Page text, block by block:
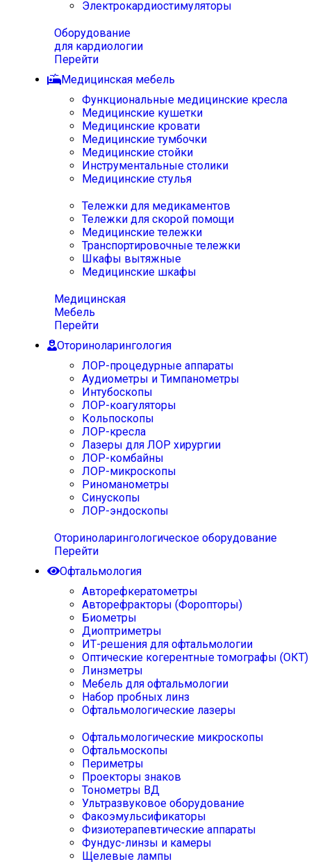
Электрокардиостимуляторы
Оборудование
для кардиологии
Перейти
Медицинская мебель
Функциональные медицинские кресла
Медицинские кушетки
Медицинские кровати
Медицинские тумбочки
Медицинские стойки
Инструментальные столики
Медицинские стулья
Тележки для медикаментов
Тележки для скорой помощи
Медицинские тележки
Транспортировочные тележки
Шкафы вытяжные
Медицинские шкафы
Медицинская
Мебель
Перейти
Оториноларингология
ЛОР-процедурные аппараты
Аудиометры и Тимпанометры
Интубоскопы
ЛОР-коагуляторы
Кольпоскопы
ЛОР-кресла
Лазеры для ЛОР хирургии
ЛОР-комбайны
ЛОР-микроскопы
Риноманометры
Синускопы
ЛОР-эндоскопы
Оториноларингологическое оборудование
Перейти
Офтальмология
Авторефкератометры
Авторефракторы (Форопторы)
Биометры
Диоптриметры
ИТ-решения для офтальмологии
Оптические когерентные томографы (ОКТ)
Линзметры
Мебель для офтальмологии
Набор пробных линз
Офтальмологические лазеры
Офтальмологические микроскопы
Офтальмоскопы
Периметры
Проекторы знаков
Тонометры ВД
Ультразвуковое оборудование
Факоэмульсификаторы
Физиотерапевтические аппараты
Фундус-линзы и камеры
Щелевые лампы